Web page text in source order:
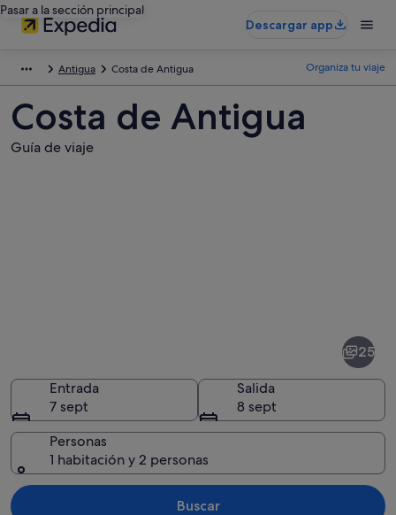
Pasar a la sección principal
Descargar app
Antigua Costa de Antigua Organiza tu viaje
Costa de Antigua
Guía de viaje
Antigua
Un paisaje costero con acantilados
25
Entrada
7 sept
Salida
8 sept
Personas
1 habitación y 2 personas
Buscar